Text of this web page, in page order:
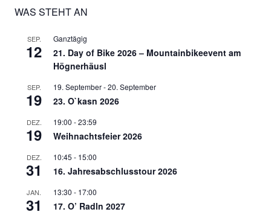
WAS STEHT AN
SEP.
12
Ganztägig
21. Day of Bike 2026 – Mountainbikeevent am
Högnerhäusl
SEP.
19
19. September-20. September
23. O`kasn 2026
DEZ.
19
19:00 -23:59
Weihnachtsfeier 2026
DEZ.
31
10:45 - 15:00
16. Jahresabschlusstour 2026
JAN.
31
13:30 - 17:00
17. O’ Radln 2027